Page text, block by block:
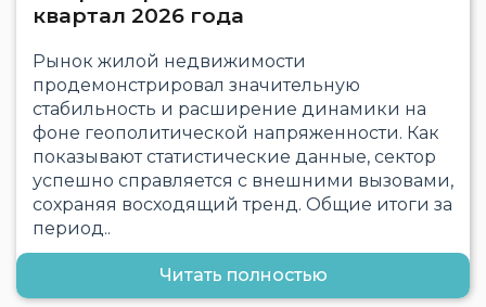
квартал 2026 года
Рынок жилой недвижимости
продемонстрировал значительную
стабильность и расширение динамики на
фоне геополитической напряженности. Как
показывают статистические данные, сектор
успешно справляется с внешними вызовами,
сохраняя восходящий тренд. Общие итоги за
период..
Читать полностью